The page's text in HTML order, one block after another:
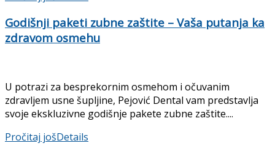
Godišnji paketi zubne zaštite – Vaša putanja ka
zdravom osmehu
U potrazi za besprekornim osmehom i očuvanim
zdravljem usne šupljine, Pejović Dental vam predstavlja
svoje ekskluzivne godišnje pakete zubne zaštite....
Pročitaj jošDetails